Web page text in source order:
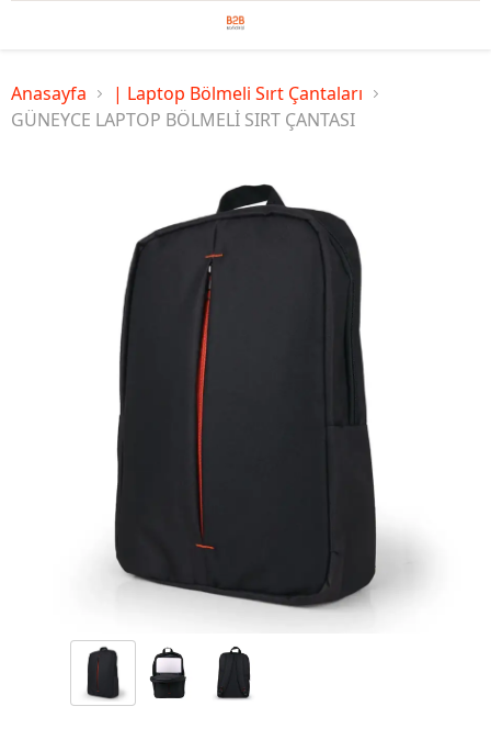
Anasayfa
| Laptop Bölmeli Sırt Çantaları
GÜNEYCE LAPTOP BÖLMELİ SIRT ÇANTASI